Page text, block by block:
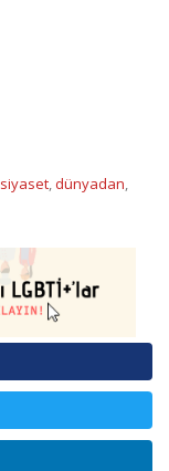
siyaset,dünyadan,